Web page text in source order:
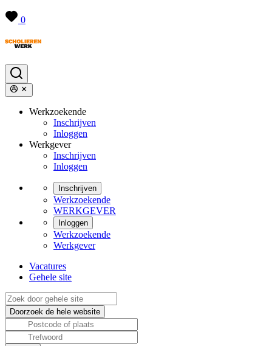
0
Werkzoekende
Inschrijven
Inloggen
Werkgever
Inschrijven
Inloggen
Inschrijven
Werkzoekende
WERKGEVER
Inloggen
Werkzoekende
Werkgever
Vacatures
Gehele site